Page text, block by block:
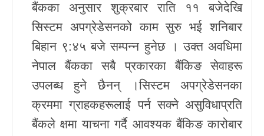
Unicode
बैंकका अनुसार शुक्रबार राति ११ बजेदेखि
सिस्टम अपग्रेडेसनको काम सुरु भई शनिबार
बिहान ९:४५ बजे सम्पन्न हुनेछ । उक्त अवधिमा
नेपाल बैंकका सबै प्रकारका बैंकिङ सेवाहरू
उपलब्ध हुने छैनन् ।सिस्टम अपग्रेडेसनका
क्रममा ग्राहकहरूलाई पर्न सक्ने असुविधाप्रति
बैंकले क्षमा याचना गर्दै आवश्यक बैंकिङ कारोबार